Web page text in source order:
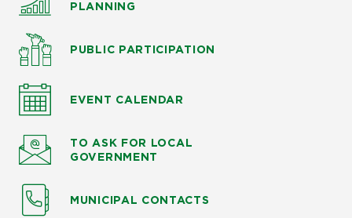
PLANNING
PUBLIC PARTICIPATION
EVENT CALENDAR
TO ASK FOR LOCAL
GOVERNMENT
MUNICIPAL CONTACTS